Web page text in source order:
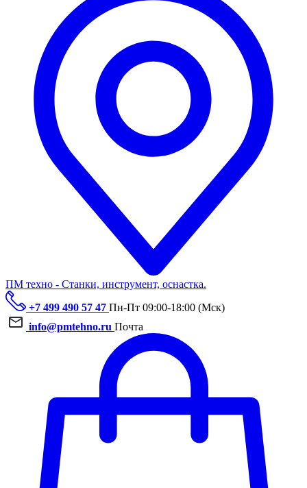
ПМ техно - Станки, инструмент, оснастка.
+7 499 490 57 47 Пн-Пт 09:00-18:00 (Мск)
info@pmtehno.ru Почта